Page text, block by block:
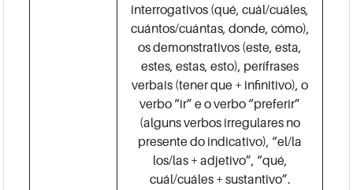
interrogativos (qué, cuál/cuáles,
cuántos/cuántas, donde, cómo),
os demonstrativos (este, esta,
estes, estas, esto), perífrases
verbais (tener que + infinitivo), o
verbo “ir” e o verbo “preferir”
(alguns verbos irregulares no
presente do indicativo), “el/la
los/las + adjetivo”, “qué,
cuál/cuáles + sustantivo”.